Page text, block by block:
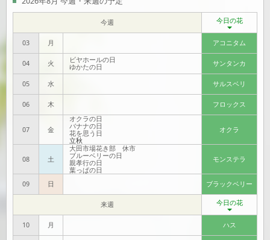
7月12日FMヨコハマ･ハナラボコーナーに出演いたしました
FMヨコハマ『Take your time.』内NITTENハナラボコーナー
に、弊社内藤が出演いたしました。
ゴッホ展東京開催に因み、「ゴッホが描いたヒマワリ以外の花」をテーマにご紹
介させていただきました。
いつも素敵なパーソナリティの
対談形式でお届けしています。
聴き逃し配信はradikoからキャッチアップしていただけます。
（2026.07.13）
7月5日FMヨコハマ･ハナラボコーナーに出演いたしました
7月5日FMヨコハマ「Take your time.」内NITTENハナラボコーナーに出演いたし
マイケル・ジャクソンさんの生涯を描いた映画『マイケル』の日本上映を記念し
「マイケル・ジャクソンさんが好きだった花ヒマワリ」についてご紹介いた
今週 今日の花
03 月 アコニタム
04 火
ビヤホールの日
ゆかたの日
サンタンカ
05 水 サルスベリ
06 木 フロックス
07 金
オクラの日
バナナの日
花を思う日
立秋
オクラ
08 土
大田市場花き部 休市
ブルーベリーの日
親孝行の日
葉っぱの日
モンステラ
09 日 ブラックベリー
来週 今日の花
10 月 ハス